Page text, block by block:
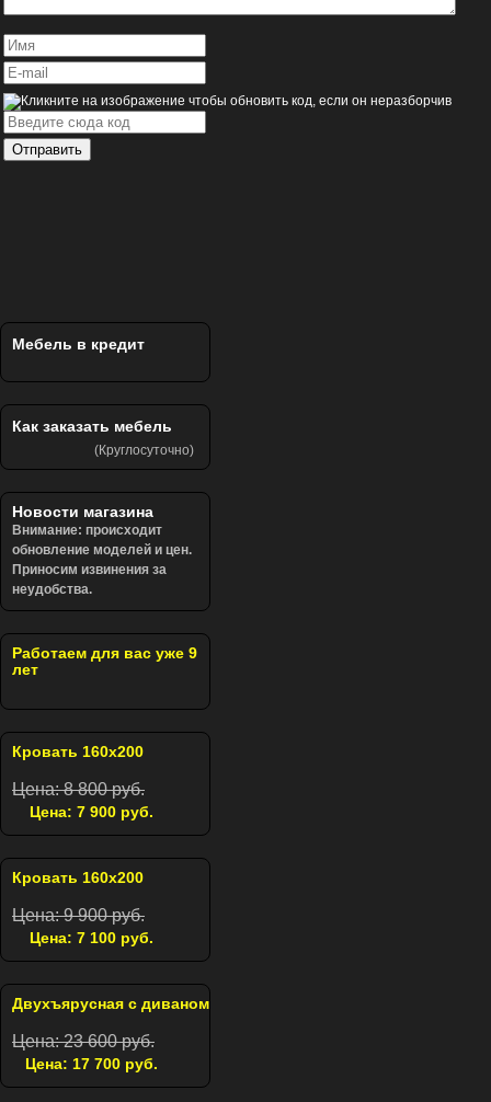
Отправить
Мебель в кредит
Как заказать мебель
(Круглосуточно)
Новости магазина
Внимание: происходит
обновление моделей и цен.
Приносим извинения за
неудобства.
Работаем для вас уже 9
лет
Кровать 160х200
Цена: 8 800 руб.
Цена: 7 900 руб.
Кровать 160х200
Цена: 9 900 руб.
Цена: 7 100 руб.
Двухъярусная с диваном
Цена: 23 600 руб.
Цена: 17 700 руб.